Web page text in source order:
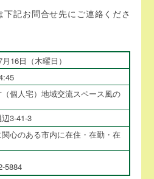
記お問合せ先にご連絡くださ
16日（木曜日）
個人宅）地域交流スペース風の
3-41-3
心のある市内に在住・在勤・在
5884